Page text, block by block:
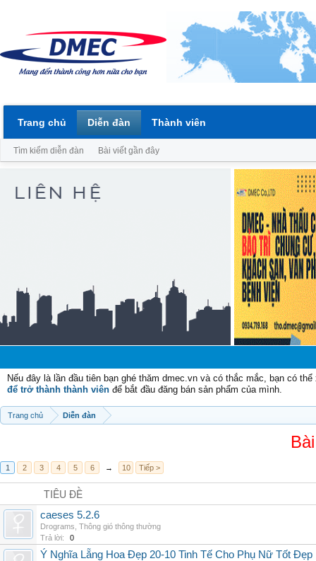
Nếu đây là lần đầu tiên bạn ghé thăm dmec.vn và có thắc mắc, bạn có
để trở thành thành viên để bắt đầu đăng bán sản phẩm của mình.
Trang chủ Diễn đàn
1 2 3 4 5 6 → 10 Tiếp >
TIÊU ĐỀ
caeses 5.2.6
Drograms Thông gió thông thường
Trả lời:
0
Ý Nghĩa Lẵng Hoa Đẹp 20-10 Tinh Tế Cho Phụ Nữ Tốt Đẹp
Trang chủ Diễn đàn
Tìm kiếm diễn đàn Bài viết gần đây
Thành viên